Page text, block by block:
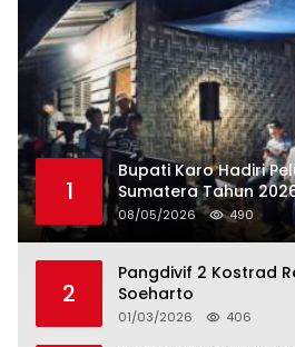
1
Bupati Karo Hadiri
Sumatera Tahun
08/05/2026 490
2
Pangdivif 2 Kostrad
Soeharto
01/03/2026 406